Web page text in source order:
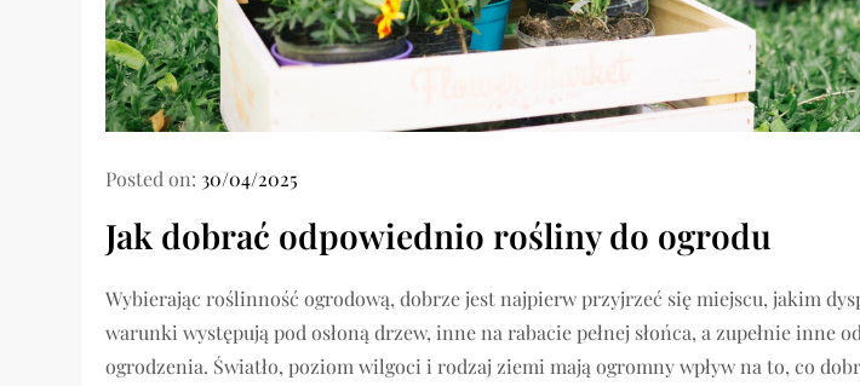
Posted on: 30/04/2025
Jak dobrać odpowiednio rośliny do ogrodu
Wybierając roślinność ogrodową, dobrze jest najpierw przyjrzeć się miejscu, jakim
warunki występują pod osłoną drzew, inne na rabacie pełnej słońca, a zupełnie inne
ogrodzenia. Światło, poziom wilgoci i rodzaj ziemi mają ogromny wpływ na to, co